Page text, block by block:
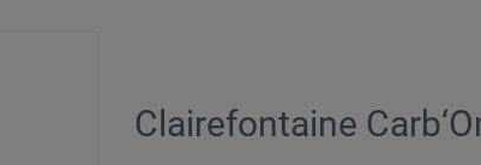
Clairefontaine